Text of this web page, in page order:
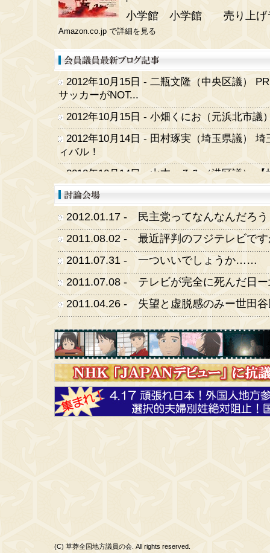
小学館 小学館 売り上げ
Amazon.co.jp で詳細を見る
2012.01.17 - 民主党ってなんなんだろう
2011.08.02 - 最近評判のフジテレビです
2011.07.31 - 一ついいでしょうか……
2011.07.08 - テレビが完全に死んだ日
2011.04.26 - 失望と虚脱感のみー世田谷
(C) 草莽全国地方議員の会. All rights reserved.